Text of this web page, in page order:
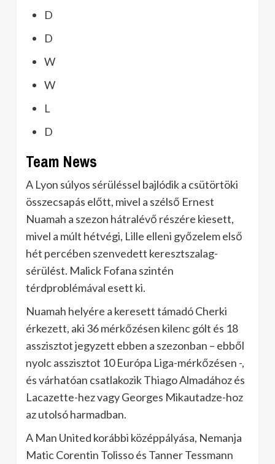
D
D
W
W
L
D
Team News
A Lyon súlyos sérüléssel bajlódik a csütörtöki
összecsapás előtt, mivel a szélső Ernest
Nuamah a szezon hátralévő részére kiesett,
mivel a múlt hétvégi, Lille elleni győzelem első
hét percében szenvedett keresztszalag-
sérülést. Malick Fofana szintén
térdproblémával esett ki.
Nuamah helyére a keresett támadó Cherki
érkezett, aki 36 mérkőzésen kilenc gólt és 18
asszisztot jegyzett ebben a szezonban – ebből
nyolc asszisztot 10 Európa Liga-mérkőzésen -,
és várhatóan csatlakozik Thiago Almadához és
Lacazette-hez vagy Georges Mikautadze-hoz
az utolsó harmadban.
A Man United korábbi középpályása, Nemanja
Matic Corentin Tolisso és Tanner Tessmann